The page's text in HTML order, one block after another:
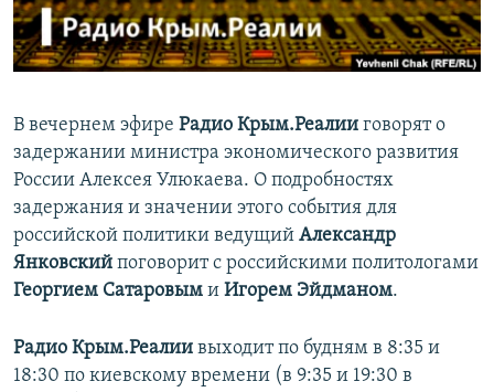
ПОБЕДИТЕЛЕЙ НЕ СУДЯТ?
КРЫМ.НЕПОКОРЕННЫЙ
УКРАИНСКАЯ ПРОБЛЕМА КРЫМА
ПРИСОЕДИНЯЙТЕСЬ!
Все сайты RFE/RL
В вечернем эфире Радио Крым.Реалии говорят о
задержании министра экономического развития
России Алексея Улюкаева. О подробностях
задержания и значении этого события для
российской политики ведущий Александр
Янковский поговорит с российскими политологами
Георгием Сатаровым и Игорем Эйдманом.
Радио Крым.Реалии выходит по будням в 8:35 и
18:30 по киевскому времени (в 9:35 и 19:30 в